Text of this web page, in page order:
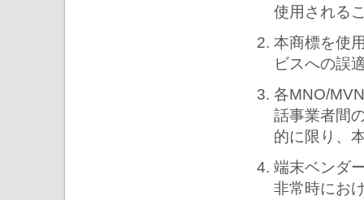
使用される
本商標を使
ビスへの誤
各MNO/
話事業者間
的に限り、
端末ベンダ
非常時にお